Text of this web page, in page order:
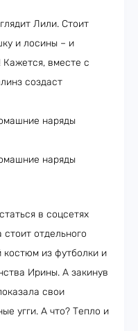
Лили. Стоит
и лосины – и
вместе с
создаст
в соцсетях
отдельного
из футболки и
Ирины. А закинув
свои
угги. А что? Тепло и